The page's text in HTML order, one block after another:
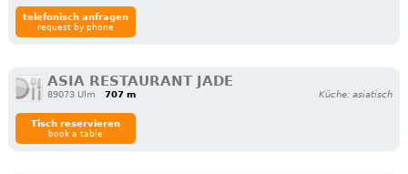
telefonisch anfragen
request by phone
ASIA RESTAURANT JADE
89073 Ulm 707 m Küche: asiatisch
Tisch reservieren
book a table